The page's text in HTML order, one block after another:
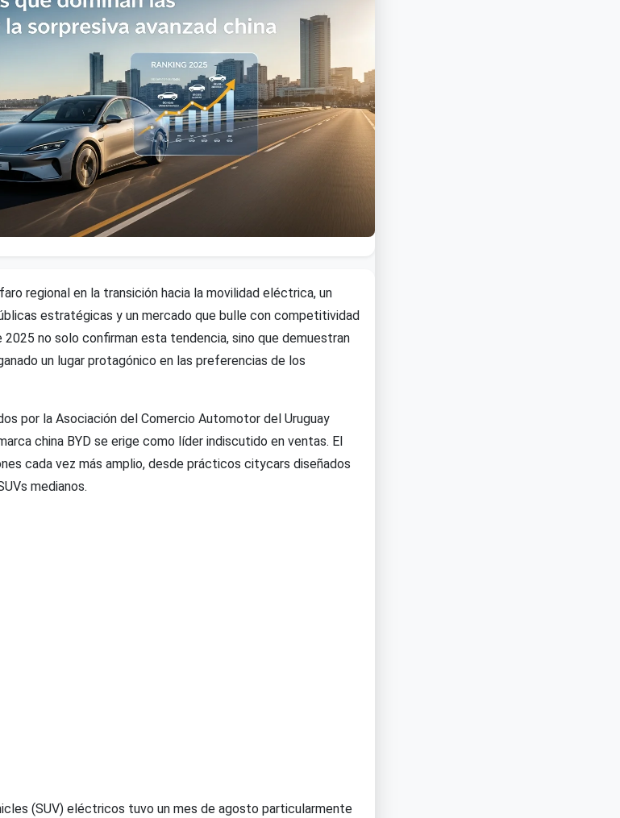
regional en la transición hacia la movilidad eléctrica, un
estratégicas y un mercado que bulle con competitividad
no solo confirman esta tendencia, sino que demuestran
un lugar protagónico en las preferencias de los
por la Asociación del Comercio Automotor del Uruguay
china BYD se erige como líder indiscutido en ventas. El
cada vez más amplio, desde prácticos citycars diseñados
medianos.
(SUV) eléctricos tuvo un mes de agosto particularmente